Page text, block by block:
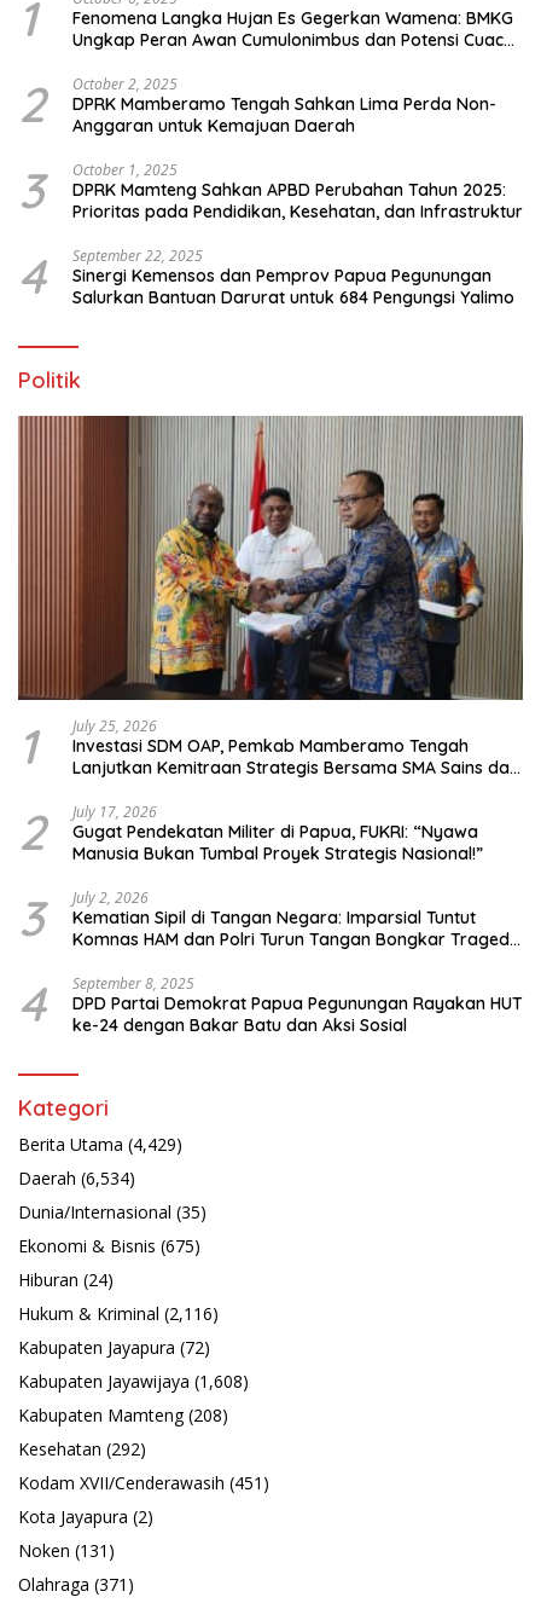
1
Fenomena Langka Hujan Es Gegerkan Wamena: BMKG
Ungkap Peran Awan Cumulonimbus dan Potensi Cuaca
2 October 2, 2025
DPRK Mamberamo Tengah Sahkan Lima Perda Non-
Anggaran untuk Kemajuan Daerah
3 October 1, 2025
DPRK Mamteng Sahkan APBD Perubahan Tahun 2025:
Prioritas pada Pendidikan, Kesehatan, dan Infrastruktur
4 September 22, 2025
Sinergi Kemensos dan Pemprov Papua Pegunungan
Salurkan Bantuan Darurat untuk 684 Pengungsi Yalimo
Politik
1 July 25, 2026
Investasi SDM OAP, Pemkab Mamberamo Tengah
Lanjutkan Kemitraan Strategis Bersama SMA Sains dan
2 July 17, 2026
Gugat Pendekatan Militer di Papua, FUKRI: “Nyawa
Manusia Bukan Tumbal Proyek Strategis Nasional!”
3 July 2, 2026
Kematian Sipil di Tangan Negara: Imparsial Tuntut
Komnas HAM dan Polri Turun Tangan Bongkar Tragedi
4 September 8, 2025
DPD Partai Demokrat Papua Pegunungan Rayakan HUT
ke-24 dengan Bakar Batu dan Aksi Sosial
Kategori
Berita Utama (4,429)
Daerah (6,534)
Dunia/Internasional (35)
Ekonomi & Bisnis (675)
Hiburan (24)
Hukum & Kriminal (2,116)
Kabupaten Jayapura (72)
Kabupaten Jayawijaya (1,608)
Kabupaten Mamteng(208)
Kesehatan (292)
Kodam XVII/Cenderawasih (451)
Kota Jayapura (2)
Noken (131)
Olahraga (371)